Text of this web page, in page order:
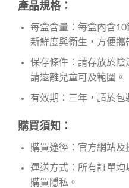
產品規格：
每盒含量：每盒內含
新鮮度與衛生，方便攜
保存條件：請存放於陰
請遠離兒童可及範圍。
有效期：三年，請於包
購買須知：
購買途徑：官方網站及
運送方式：所有訂單均
購買隱私。